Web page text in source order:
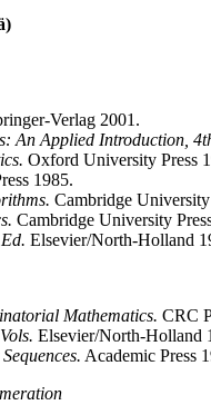
Verlag 2001.
An Applied Introduction,
Oxford University Press
1985.
Cambridge University
Cambridge University
Elsevier/North-Holland
Mathematics. CRC
Elsevier/North-Holland
Academic Press